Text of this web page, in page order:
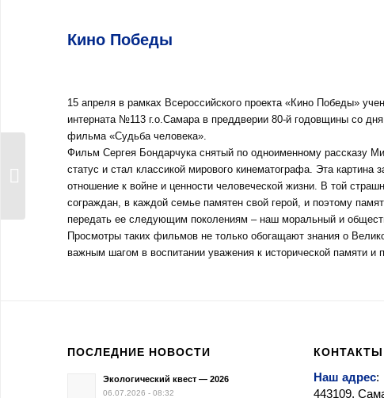
Кино Победы
15 апреля в рамках Всероссийского проекта «Кино Победы»
интерната №113 г.о.Самара в преддверии 80-й годовщины со
фильма «Судьба человека».
Фильм Сергея Бондарчука снятый по одноименному рассказу
статус и стал классикой мирового кинематографа. Эта картина
отношение к войне и ценности человеческой жизни. В той
сограждан, в каждой семье памятен свой герой, и поэтому
передать ее следующим поколениям – наш моральный и
Просмотры таких фильмов не только обогащают знания о
важным шагом в воспитании уважения к исторической памяти и
ПОСЛЕДНИЕ НОВОСТИ
Экологический квест — 2026
06.07.2026 - 08:32
КОНТАКТЫ
Наш адрес:
443109,
День космонавтики